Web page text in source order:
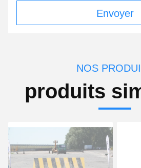
Envoyer
NOS
produits